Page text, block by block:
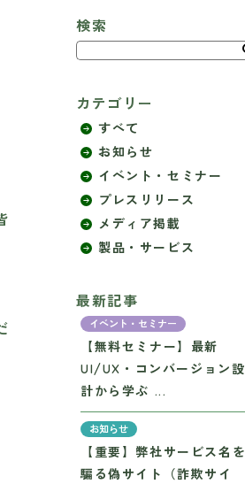
検索
カテゴリー
すべて
お知らせ
イベント・セミナー
プレスリリース
メディア掲載
製品・サービス
最新記事
イベント・セミナー
【無料セミナー】最新
UI/UX・コンバージョン設
計から学ぶ ...
お知らせ
【重要】弊社サービス名を
騙る偽サイト（詐欺サイ